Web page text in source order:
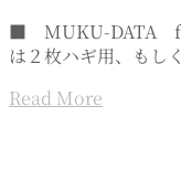
■ MUKU-DATA
は２枚ハギ用、もし
Read More